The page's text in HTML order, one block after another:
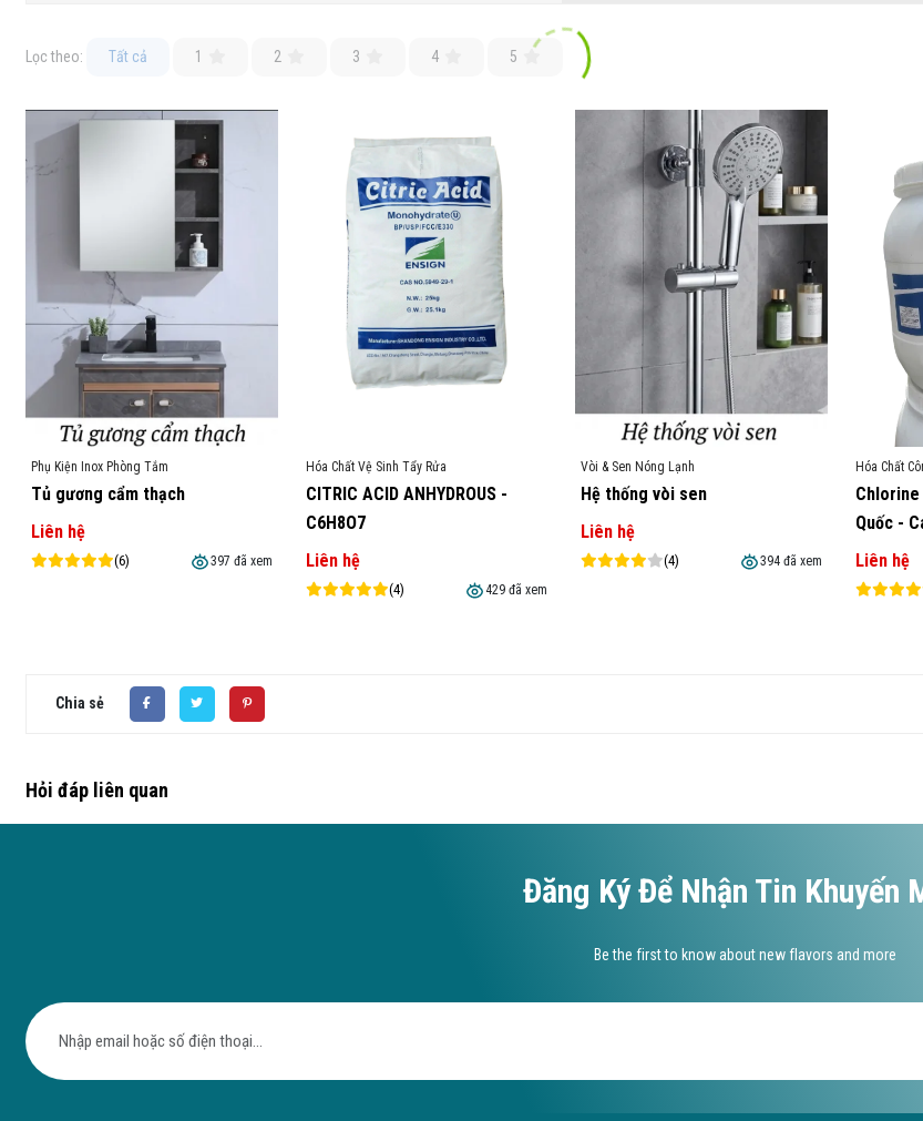
Lọc theo: Tất cả 1 2 3 4 5
Phụ Kiện Inox Phòng Tắm
Tủ gương cẩm thạch
Liên hệ
(6) 397 đã xem
Hóa Chất Vệ Sinh Tẩy Rửa
CITRIC ACID ANHYDROUS -
C6H8O7
Liên hệ
(4) 429 đã xem
Vòi & Sen Nóng Lạnh
Hệ thống vòi sen
Liên hệ
(4) 394 đã xem
Hóa Chất
Chlorine
Quốc -
Liên hệ
Chia sẻ
Hỏi đáp liên quan
Đăng Ký Để Nhận Tin Khuyến
Be the first to know about new flavors and more